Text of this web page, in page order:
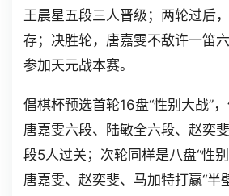
王晨星五段三人晋级；两轮过后
存；决胜轮，唐嘉雯不敌许一笛
参加天元战本赛。
倡棋杯预选首轮16盘“性别大战”
唐嘉雯六段、陆敏全六段、赵奕
段5人过关；次轮同样是八盘“性别
唐嘉雯、赵奕斐、马加特打赢“半